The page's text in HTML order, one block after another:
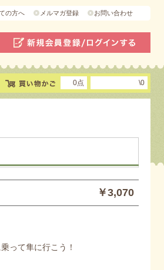
の方へ メルマガ登録 お問い合わせ
0点 \0
￥3,070
って隼に行こう！